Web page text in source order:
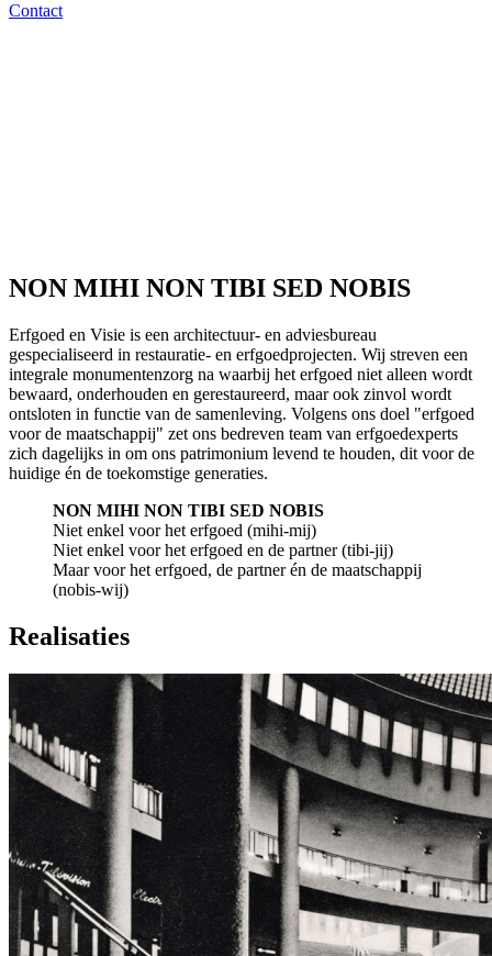
Contact
NON MIHI NON TIBI SED NOBIS
Erfgoed en Visie is een architectuur- en adviesbureau
gespecialiseerd in restauratie- en erfgoedprojecten. Wij streven een
integrale monumentenzorg na waarbij het erfgoed niet alleen wordt
bewaard, onderhouden en gerestaureerd, maar ook zinvol wordt
ontsloten in functie van de samenleving. Volgens ons doel "erfgoed
voor de maatschappij" zet ons bedreven team van erfgoedexperts
zich dagelijks in om ons patrimonium levend te houden, dit voor de
huidige én de toekomstige generaties.
NON MIHI NON TIBI SED NOBIS
Niet enkel voor het erfgoed (mihi-mij)
Niet enkel voor het erfgoed en de partner (tibi-jij)
Maar voor het erfgoed, de partner én de maatschappij
(nobis-wij)
Realisaties